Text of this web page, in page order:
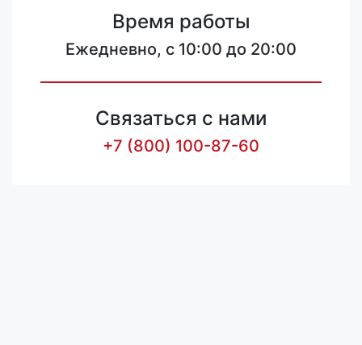
Время работы
Ежедневно, с 10:00 до 20:00
Связаться с нами
+7 (800) 100-87-60